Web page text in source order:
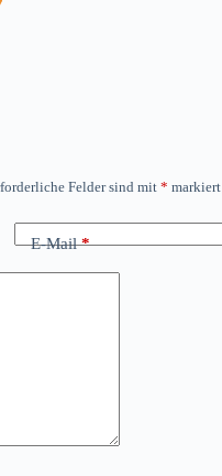
Felder sind mit * markiert
E-Mail*